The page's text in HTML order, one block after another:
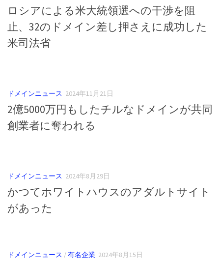
ロシアによる米大統領選への干渉を阻
止、32のドメイン差し押さえに成功した
米司法省
ドメインニュース 2024年11月21日
2億5000万円もしたチルなドメインが共同
創業者に奪われる
ドメインニュース 2024年8月29日
かつてホワイトハウスのアダルトサイト
があった
ドメインニュース /有名企業 2024年8月15日